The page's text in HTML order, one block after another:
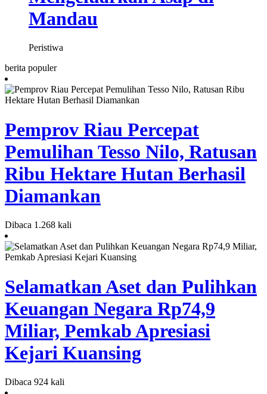
Mandau
Peristiwa
berita populer
Pemprov Riau Percepat
Pemulihan Tesso Nilo, Ratusan
Ribu Hektare Hutan Berhasil
Diamankan
Dibaca 1.268 kali
Selamatkan Aset dan Pulihkan
Keuangan Negara Rp74,9
Miliar, Pemkab Apresiasi
Kejari Kuansing
Dibaca 924 kali